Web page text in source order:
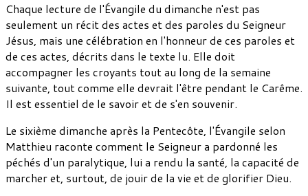
Chaque lecture de l'Évangile du dimanche n'est pas
seulement un récit des actes et des paroles du Seigneur
Jésus, mais une célébration en l'honneur de ces paroles et
de ces actes, décrits dans le texte lu. Elle doit
accompagner les croyants tout au long de la semaine
suivante, tout comme elle devrait l'être pendant le Carême.
Il est essentiel de le savoir et de s'en souvenir.
Le sixième dimanche après la Pentecôte, l'Évangile selon
Matthieu raconte comment le Seigneur a pardonné les
péchés d'un paralytique, lui a rendu la santé, la capacité de
marcher et, surtout, de jouir de la vie et de glorifier Dieu.